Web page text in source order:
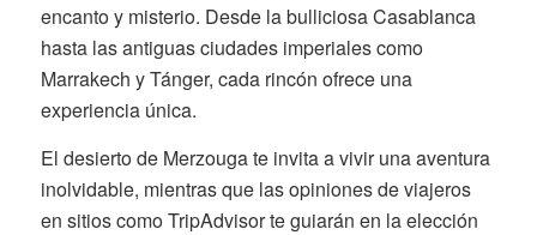
encanto y misterio. Desde la bulliciosa Casablanca
hasta las antiguas ciudades imperiales como
Marrakech y Tánger, cada rincón ofrece una
experiencia única.
El desierto de Merzouga te invita a vivir una aventura
inolvidable, mientras que las opiniones de viajeros
en sitios como TripAdvisor te guiarán en la elección